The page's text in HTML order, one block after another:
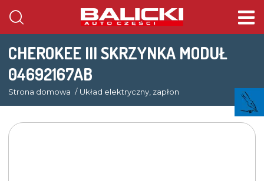
CHEROKEE III SKRZYNKA MODUŁ
04692167AB
Strona domowa Układ elektryczny, zapłon